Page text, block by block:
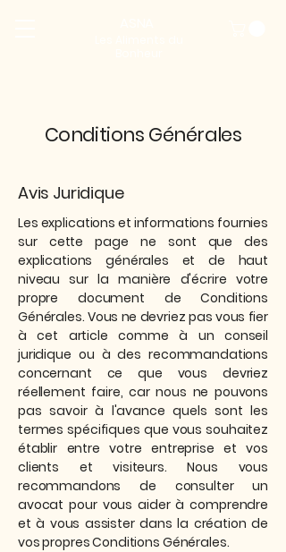
Conditions Générales
Avis Juridique
Les explications et informations fournies
sur cette page ne sont que des
explications générales et de haut
niveau sur la manière d'écrire votre
propre document de Conditions
Générales. Vous ne devriez pas vous fier
à cet article comme à un conseil
juridique ou à des recommandations
concernant ce que vous devriez
réellement faire, car nous ne pouvons
pas savoir à l'avance quels sont les
termes spécifiques que vous souhaitez
établir entre votre entreprise et vos
clients et visiteurs. Nous vous
recommandons de consulter un
avocat pour vous aider à comprendre
et à vous assister dans la création de
vos propres Conditions Générales.